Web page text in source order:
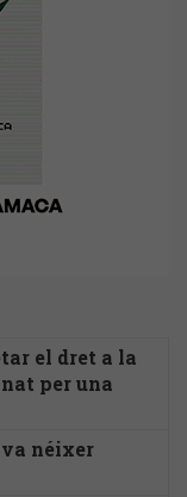
el dret a la
per una
néixer